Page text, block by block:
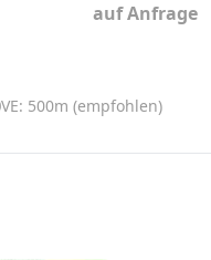
auf Anfrage
VE: 500m (empfohlen)